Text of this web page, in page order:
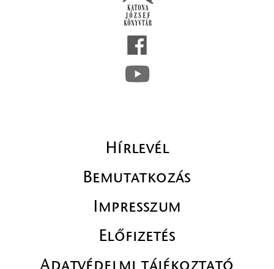
Hírlevél
Bemutatkozás
Impresszum
Előfizetés
Adatvédelmi tájékoztató